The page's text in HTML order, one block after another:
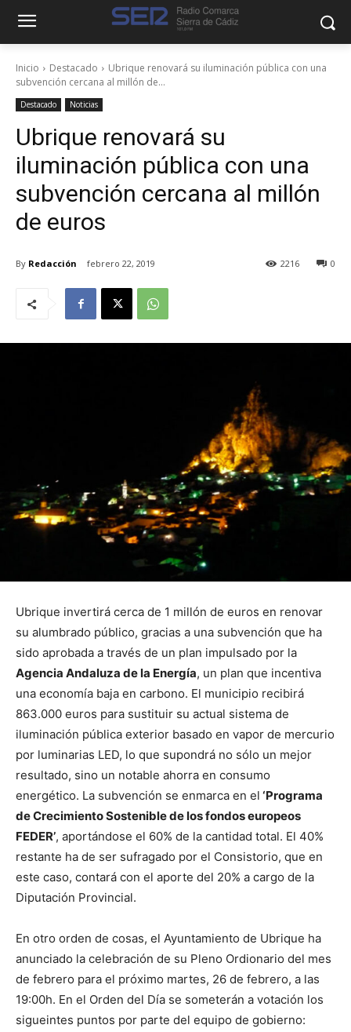
Inicio Destacado
Ubrique renovará su iluminación pública con una
subvención cercana al millón de...
Destacado Noticias
Ubrique renovará su
iluminación pública con una
subvención cercana al millón
de euros
By Redacción febrero 22, 2019 0
2216
Ubrique invertirá cerca de 1 millón de euros en renovar
su alumbrado público, gracias a una subvención que ha
sido aprobada a través de un plan impulsado por la
Agencia Andaluza de la Energía, un plan que incentiva
una economía baja en carbono. El municipio recibirá
863.000 euros para sustituir su actual sistema de
iluminación pública exterior basado en vapor de mercurio
por luminarias LED, lo que supondrá no sólo un mejor
resultado, sino un notable ahorra en consumo
energético. La subvención se enmarca en el ‘Programa
de Crecimiento Sostenible de los fondos europeos
FEDER’, aportándose el 60% de la cantidad total. El 40%
restante ha de ser sufragado por el Consistorio, que en
este caso, contará con el aporte del 20% a cargo de la
Diputación Provincial.
En otro orden de cosas, el Ayuntamiento de Ubrique ha
anunciado la celebración de su Pleno Ordionario del mes
de febrero para el próximo martes, 26 de febrero, a las
19:00h. En el Orden del Día se someterán a votación los
sigueintes puntos por parte del equipo de gobierno: